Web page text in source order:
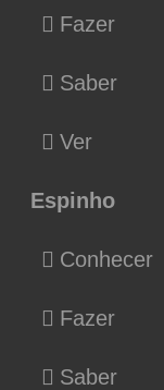
Fazer
Saber
Ver
Espinho
Conhecer
Fazer
Saber